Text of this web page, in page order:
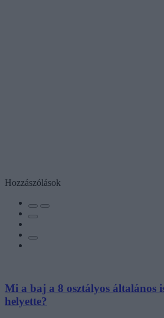
Hozzászólások
Mi a baj a 8 osztályos általános
helyette?